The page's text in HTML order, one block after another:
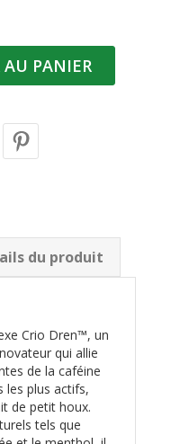
AU PANIER
du produit
Crio Dren™, un
qui allie
de la caféine
les plus actifs,
de petit houx.
tels que